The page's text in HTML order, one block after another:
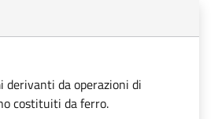
da operazioni di
costituiti da ferro.